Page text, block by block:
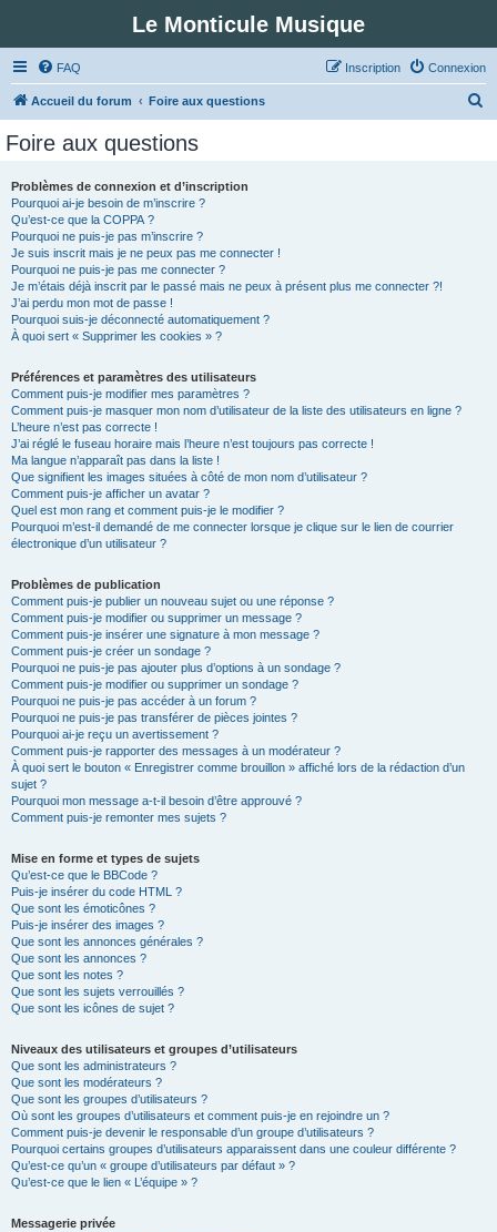
Le Monticule Musique
FAQ Connexion
Inscription
Accueil du forum Foire aux questions
Foire aux questions
Problèmes de connexion et d’inscription
Pourquoi ai-je besoin de m’inscrire ?
Qu’est-ce que la COPPA ?
Pourquoi ne puis-je pas m’inscrire ?
Je suis inscrit mais je ne peux pas me connecter !
Pourquoi ne puis-je pas me connecter ?
Je m’étais déjà inscrit par le passé mais ne peux à présent plus me connecter ?!
J’ai perdu mon mot de passe !
Pourquoi suis-je déconnecté automatiquement ?
À quoi sert « Supprimer les cookies » ?
Préférences et paramètres des utilisateurs
Comment puis-je modifier mes paramètres ?
Comment puis-je masquer mon nom d’utilisateur de la liste des utilisateurs en ligne ?
L’heure n’est pas correcte !
J’ai réglé le fuseau horaire mais l’heure n’est toujours pas correcte !
Ma langue n’apparaît pas dans la liste !
Que signifient les images situées à côté de mon nom d’utilisateur ?
Comment puis-je afficher un avatar ?
Quel est mon rang et comment puis-je le modifier ?
Pourquoi m’est-il demandé de me connecter lorsque je clique sur le lien de courrier
électronique d’un utilisateur ?
Problèmes de publication
Comment puis-je publier un nouveau sujet ou une réponse ?
Comment puis-je modifier ou supprimer un message ?
Comment puis-je insérer une signature à mon message ?
Comment puis-je créer un sondage ?
Pourquoi ne puis-je pas ajouter plus d’options à un sondage ?
Comment puis-je modifier ou supprimer un sondage ?
Pourquoi ne puis-je pas accéder à un forum ?
Pourquoi ne puis-je pas transférer de pièces jointes ?
Pourquoi ai-je reçu un avertissement ?
Comment puis-je rapporter des messages à un modérateur ?
À quoi sert le bouton « Enregistrer comme brouillon » affiché lors de la rédaction d’un
sujet ?
Pourquoi mon message a-t-il besoin d’être approuvé ?
Comment puis-je remonter mes sujets ?
Mise en forme et types de sujets
Qu’est-ce que le BBCode ?
Puis-je insérer du code HTML ?
Que sont les émoticônes ?
Puis-je insérer des images ?
Que sont les annonces générales ?
Que sont les annonces ?
Que sont les notes ?
Que sont les sujets verrouillés ?
Que sont les icônes de sujet ?
Niveaux des utilisateurs et groupes d’utilisateurs
Que sont les administrateurs ?
Que sont les modérateurs ?
Que sont les groupes d’utilisateurs ?
Où sont les groupes d’utilisateurs et comment puis-je en rejoindre un ?
Comment puis-je devenir le responsable d’un groupe d’utilisateurs ?
Pourquoi certains groupes d’utilisateurs apparaissent dans une couleur différente ?
Qu’est-ce qu’un « groupe d’utilisateurs par défaut » ?
Qu’est-ce que le lien « L’équipe » ?
Messagerie privée